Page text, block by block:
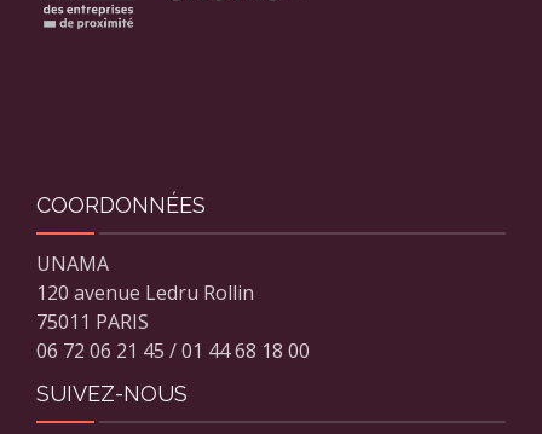
COORDONNÉES
UNAMA
120 avenue Ledru Rollin
75011 PARIS
06 72 06 21 45 / 01 44 68 18 00
SUIVEZ-NOUS